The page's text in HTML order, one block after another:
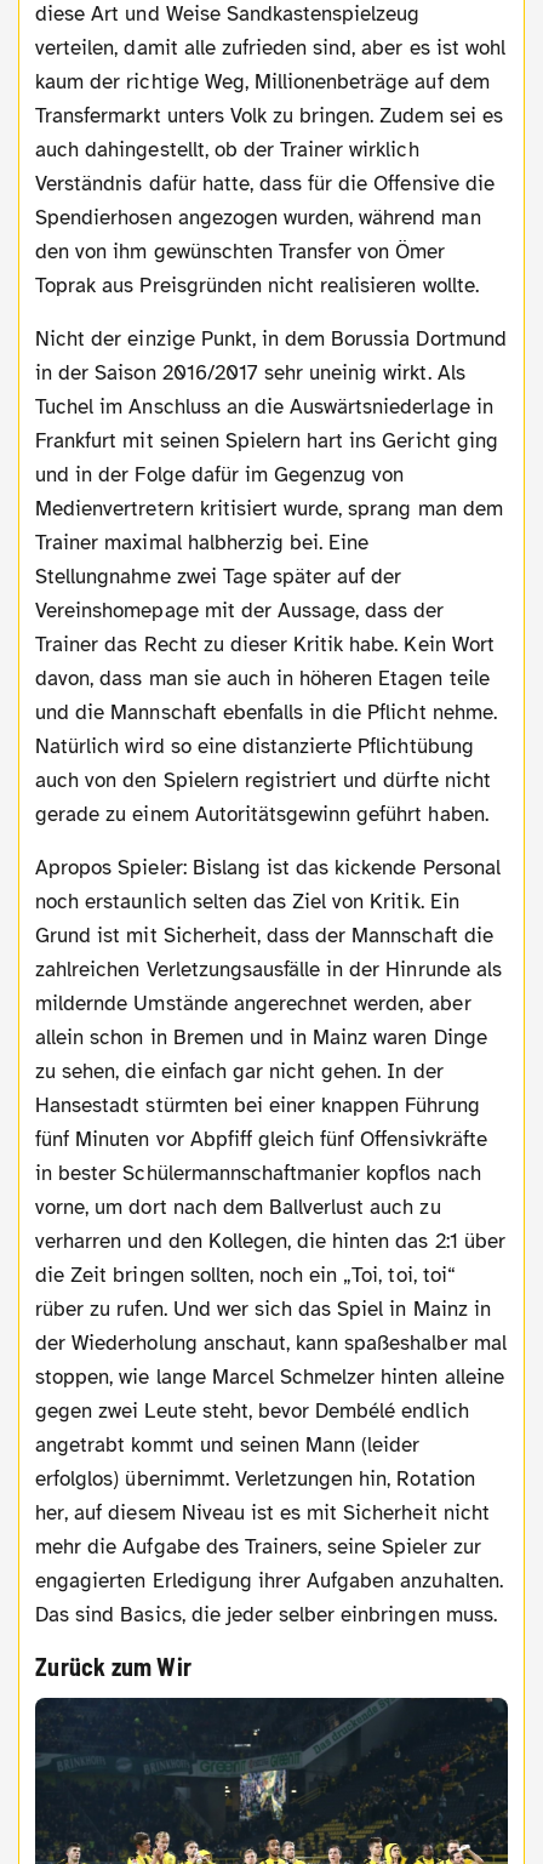
diese Art und Weise Sandkastenspielzeug
verteilen, damit alle zufrieden sind, aber es ist wohl
kaum der richtige Weg, Millionenbeträge auf dem
Transfermarkt unters Volk zu bringen. Zudem sei es
auch dahingestellt, ob der Trainer wirklich
Verständnis dafür hatte, dass für die Offensive die
Spendierhosen angezogen wurden, während man
den von ihm gewünschten Transfer von Ömer
Toprak aus Preisgründen nicht realisieren wollte.
Nicht der einzige Punkt, in dem Borussia Dortmund
in der Saison 2016/2017 sehr uneinig wirkt. Als
Tuchel im Anschluss an die Auswärtsniederlage in
Frankfurt mit seinen Spielern hart ins Gericht ging
und in der Folge dafür im Gegenzug von
Medienvertretern kritisiert wurde, sprang man dem
Trainer maximal halbherzig bei. Eine
Stellungnahme zwei Tage später auf der
Vereinshomepage mit der Aussage, dass der
Trainer das Recht zu dieser Kritik habe. Kein Wort
davon, dass man sie auch in höheren Etagen teile
und die Mannschaft ebenfalls in die Pflicht nehme.
Natürlich wird so eine distanzierte Pflichtübung
auch von den Spielern registriert und dürfte nicht
gerade zu einem Autoritätsgewinn geführt haben.
Apropos Spieler: Bislang ist das kickende Personal
noch erstaunlich selten das Ziel von Kritik. Ein
Grund ist mit Sicherheit, dass der Mannschaft die
zahlreichen Verletzungsausfälle in der Hinrunde als
mildernde Umstände angerechnet werden, aber
allein schon in Bremen und in Mainz waren Dinge
zu sehen, die einfach gar nicht gehen. In der
Hansestadt stürmten bei einer knappen Führung
fünf Minuten vor Abpfiff gleich fünf Offensivkräfte
in bester Schülermannschaftmanier kopflos nach
vorne, um dort nach dem Ballverlust auch zu
verharren und den Kollegen, die hinten das 2:1 über
die Zeit bringen sollten, noch ein „Toi, toi, toi“
rüber zu rufen. Und wer sich das Spiel in Mainz in
der Wiederholung anschaut, kann spaßeshalber mal
stoppen, wie lange Marcel Schmelzer hinten alleine
gegen zwei Leute steht, bevor Dembélé endlich
angetrabt kommt und seinen Mann (leider
erfolglos) übernimmt. Verletzungen hin, Rotation
her, auf diesem Niveau ist es mit Sicherheit nicht
mehr die Aufgabe des Trainers, seine Spieler zur
engagierten Erledigung ihrer Aufgaben anzuhalten.
Das sind Basics, die jeder selber einbringen muss.
Zurück zum Wir